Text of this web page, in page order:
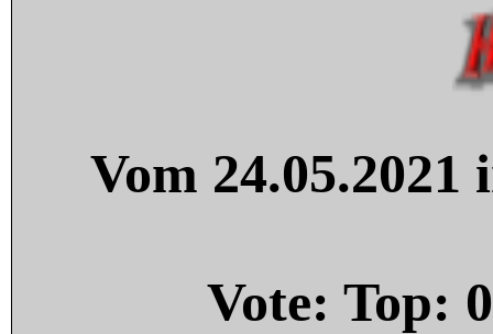
Vom
Vote: Top: 0